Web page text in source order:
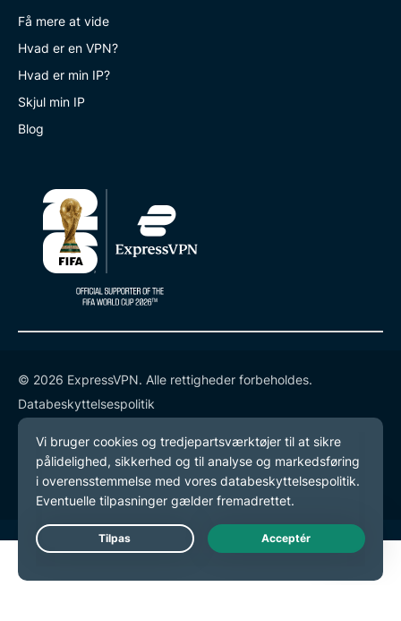
Få mere at vide
Hvad er en VPN?
Hvad er min IP?
Skjul min IP
Blog
© 2026 ExpressVPN. Alle rettigheder forbeholdes.
Databeskyttelsespolitik
Tjenestevilkår
Cookie-præferencer
Live Chat